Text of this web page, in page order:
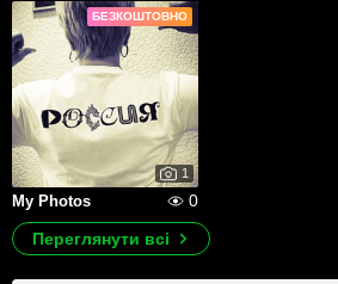
БЕЗКОШТОВНО
1
My Photos
0
Переглянути всі